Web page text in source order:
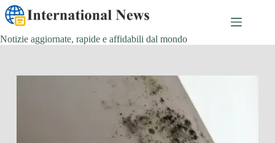
Salta
al
contenuto
Notizie aggiornate, rapide e affidabili dal mondo